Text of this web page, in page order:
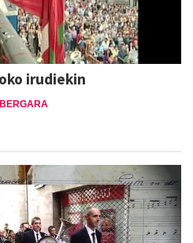
irudiekin
BERGARA